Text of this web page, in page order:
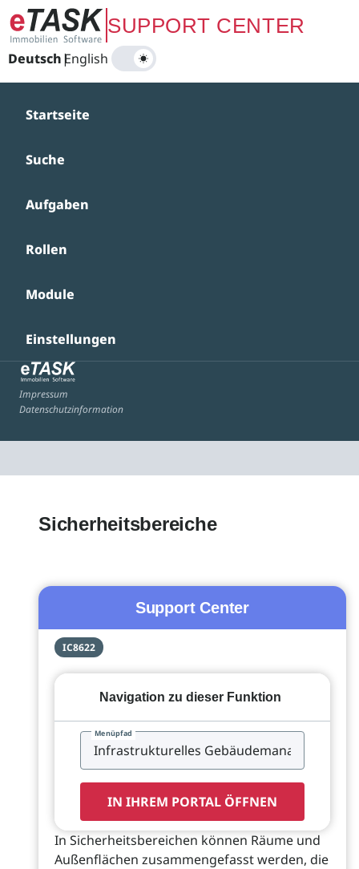
Zum Hauptinhalt springenSUPPORT CENTER
Deutsch|
English
Startseite
Suche
Aufgaben
Rollen
Module
Einstellungen
Impressum
Datenschutzinformation
Sicherheitsbereiche
Support Center
IC8622
Navigation zu dieser Funktion
Menüpfad
IN IHREM PORTAL ÖFFNEN
In Sicherheitsbereichen können Räume und
Außenflächen zusammengefasst werden, die